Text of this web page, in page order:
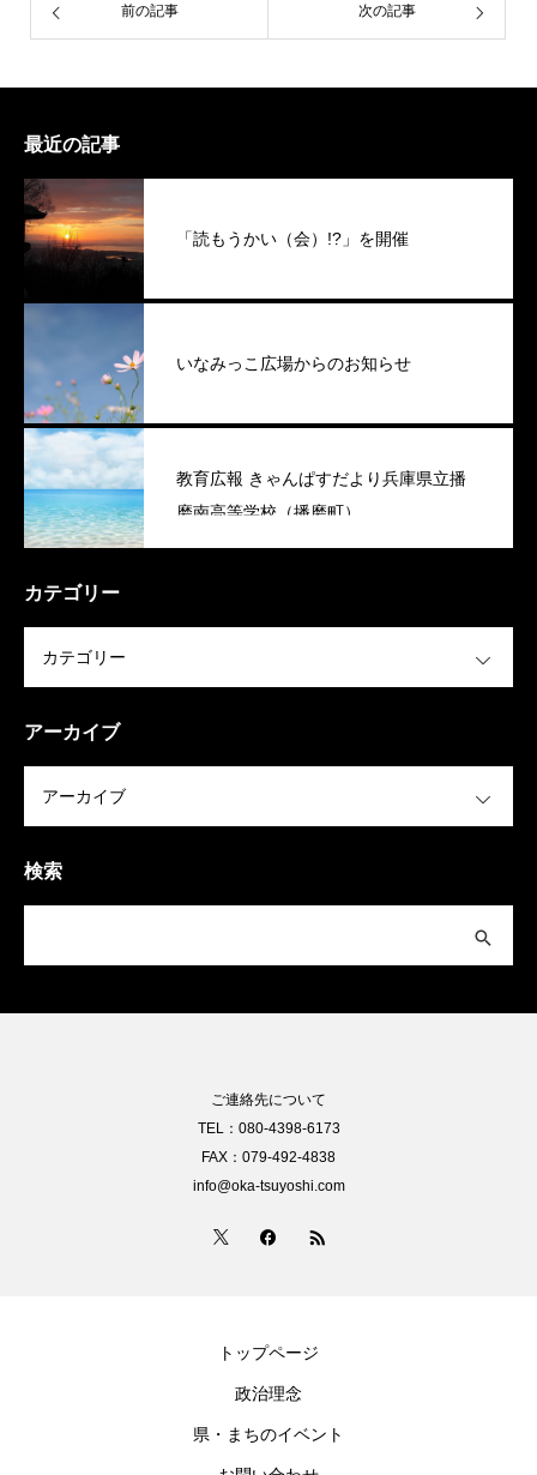
前の記事 次の記事
最近の記事
「読もうかい（会）!?」を開催
いなみっこ広場からのお知らせ
教育広報 きゃんぱすだより兵庫県立播
磨南高等学校（播磨町）
カテゴリー
アーカイブ
検索
ご連絡先について
TEL：080-4398-6173
FAX：079-492-4838
info@oka-tsuyoshi.com
トップページ
政治理念
県・まちのイベント